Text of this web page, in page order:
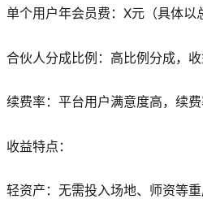
单个用户年会员费：X元（具体以
合伙人分成比例：高比例分成，
续费率：平台用户满意度高，续
收益特点：
轻资产：无需投入场地、师资等